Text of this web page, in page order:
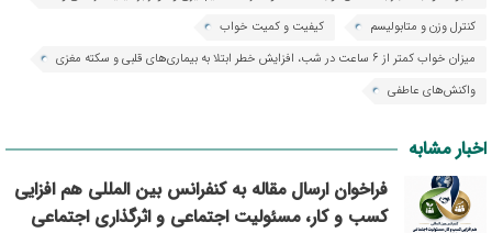
کارآیی فرد
کنترل وزن و متابولیسم
کیفیت و کمیت خواب
میزان خواب کمتر از 6 ساعت در شب، افزایش خطر ابتلا به بیماری‌های قلبی و سکته مغزی
واکنش‌های عاطفی
اخبار مشابه
فراخوان ارسال مقاله به کنفرانس بین المللی هم افزایی
کسب و کار، مسئولیت اجتماعی و اثرگذاری اجتماعی